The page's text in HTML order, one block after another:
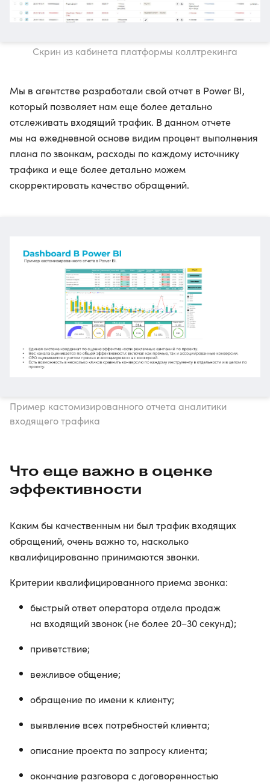
Скрин из кабинета платформы коллтрекинга
Мы в агентстве разработали свой отчет в Power BI,
который позволяет нам еще более детально
отслеживать входящий трафик. В данном отчете
мы на ежедневной основе видим процент выполнения
плана по звонкам, расходы по каждому источнику
трафика и еще более детально можем
скорректировать качество обращений.
Пример кастомизированного отчета аналитики
входящего трафика
Что еще важно в оценке
эффективности
Каким бы качественным ни был трафик входящих
обращений, очень важно то, насколько
квалифицированно принимаются звонки.
Критерии квалифицированного приема звонка:
быстрый ответ оператора отдела продаж
на входящий звонок (не более 20–30 секунд);
приветствие;
вежливое общение;
обращение по имени к клиенту;
выявление всех потребностей клиента;
описание проекта по запросу клиента;
окончание разговора с договоренностью